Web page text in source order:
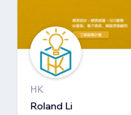
HK
Roland Li